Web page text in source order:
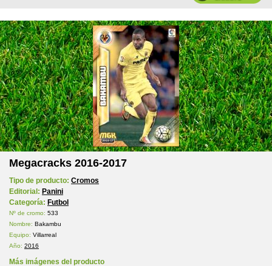
Megacracks 2016-2017
Tipo de producto: Cromos
Editorial: Panini
Categoría: Futbol
Nº de cromo: 533
Nombre: Bakambu
Equipo: Villarreal
Año: 2016
Más imágenes del producto